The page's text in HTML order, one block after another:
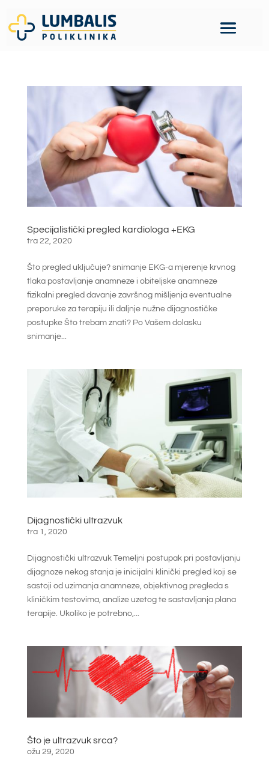
Specijalistički pregled kardiologa +EKG
tra 22, 2020
Što pregled uključuje? snimanje EKG-a mjerenje krvnog
tlaka postavljanje anamneze i obiteljske anamneze
fizikalni pregled davanje završnog mišljenja eventualne
preporuke za terapiju ili daljnje nužne dijagnostičke
postupke Što trebam znati? Po Vašem dolasku
snimanje...
Dijagnostički ultrazvuk
tra 1, 2020
Dijagnostički ultrazvuk Temeljni postupak pri postavljanju
dijagnoze nekog stanja je inicijalni klinički pregled koji se
sastoji od uzimanja anamneze, objektivnog pregleda s
kliničkim testovima, analize uzetog te sastavljanja plana
terapije. Ukoliko je potrebno,...
Što je ultrazvuk srca?
ožu 29, 2020